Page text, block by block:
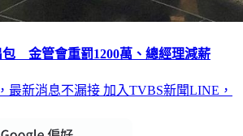
包 金管會重罰1200萬、總經理減薪
最新消息不漏接 加入TVBS新聞LINE，